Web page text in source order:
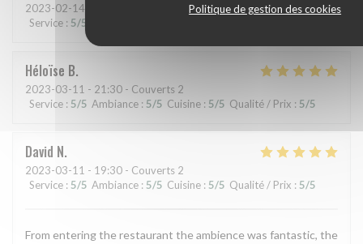
Politique de gestion des cookies
2023-02-14
Service : 5/5
Héloïse B
2023-03-11 - 21:30 - Couverts 2
Service : 5/5 Ambiance : 5/5 Cuisine : 5/5 Qualité / Prix : 5/5
David N
2023-03-11 - 19:30 - Couverts 2
Service : 5/5 Ambiance : 5/5 Cuisine : 5/5 Qualité / Prix : 5/5
From entering the restaurant the ambience was fantastic, the